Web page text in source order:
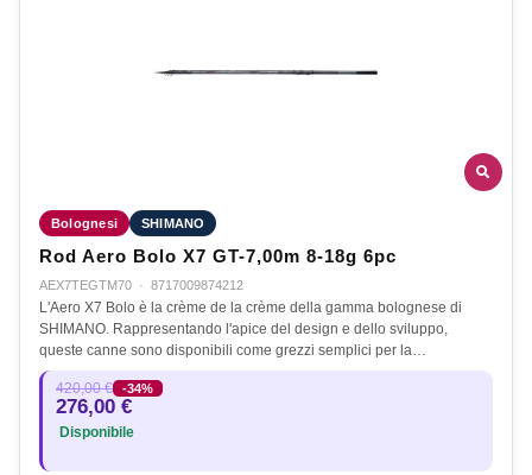
Bolognesi SHIMANO
Rod Aero Bolo X7 GT-7,00m 8-18g 6pc
AEX7TEGTM70 · 8717009874212
L'Aero X7 Bolo è la crème de la crème della gamma bolognese di
SHIMANO. Rappresentando l'apice del design e dello sviluppo,
queste canne sono disponibili come grezzi semplici per la…
420,00 € -34%
276,00 €
Disponibile